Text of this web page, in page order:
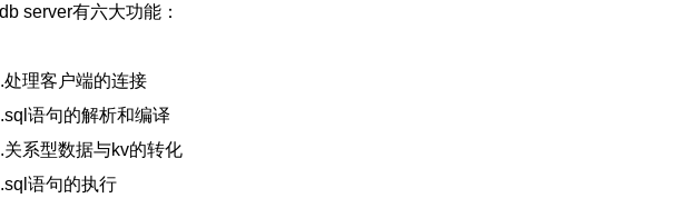
server有六大功能：
处理客户端的连接
语句的解析和编译
关系型数据与kv的转化
语句的执行